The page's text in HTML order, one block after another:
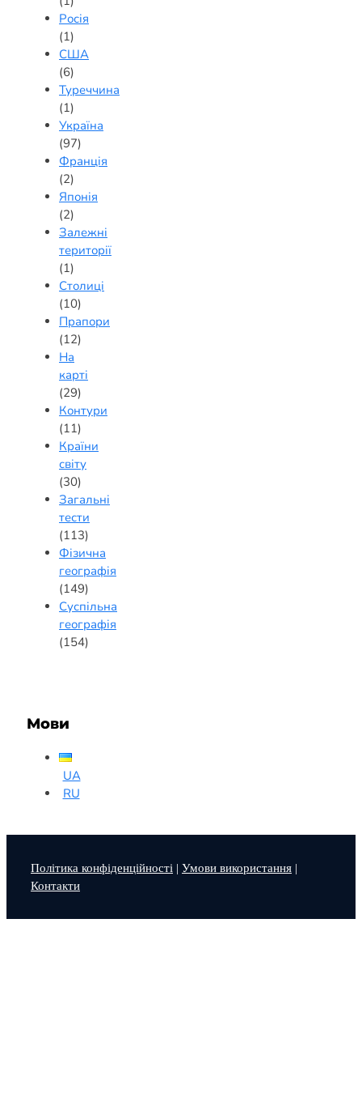
Росія
(1)
США
(6)
Туреччина
(1)
Україна
(97)
Франція
(2)
Японія
(2)
Залежні
території
(1)
Столиці
(10)
Прапори
(12)
На
карті
(29)
Контури
(11)
Країни
світу
(30)
Загальні
тести
(113)
Фізична
географія
(149)
Суспільна
географія
(154)
Мови
UA
RU
Політика конфіденційності | Умови використання |
Контакти